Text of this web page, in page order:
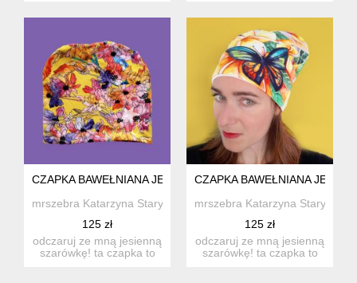
CZAPKA BAWEŁNIANA JESIENNA ŻÓŁTA
mrszebra Katarzyna Staryk
125 zł
odczaruj ze mną jesienną
szarówkę! ta czapka to
CZAPKA BAWEŁNIANA
mrszebra Katarzyna Staryk
125 zł
odczaruj ze mną jesienną
szarówkę! ta czapka to